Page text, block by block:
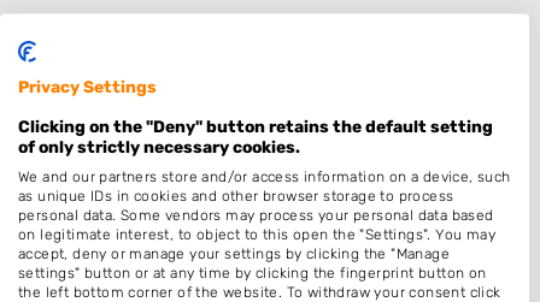
Barber
Epileren
Zonder Afspraak
Kleuren
Hairextensions
Keratine behandeling
Privacy Settings
Clicking on the "Deny" button retains the default setting
of only strictly necessary cookies.
We and our partners store and/or access information on a device, such
as unique IDs in cookies and other browser storage to process
personal data. Some vendors may process your personal data based
on legitimate interest, to object to this open the "Settings". You may
accept, deny or manage your settings by clicking the "Manage
settings" button or at any time by clicking the fingerprint button on
the left bottom corner of the website. To withdraw your consent click